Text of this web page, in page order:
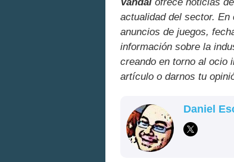
actualidad del sector.
anuncios de juegos,
información sobre la
creando en torno al ocio
artículo o darnos tu
Daniel